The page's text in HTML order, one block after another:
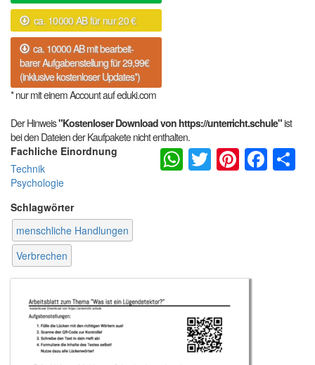
ca. 10000 AB für nur 20 €
ca. 10000 AB mit bearbeit-
barer Aufgabenstellung für 29,99€
(inklusive kostenloser Updates*)
* nur mit einem Account auf eduki.com
Der Hinweis"Kostenloser Download von https://unterricht.schule"ist
bei den Dateien der Kaufpakete nicht enthalten.
Fachliche Einordnung
Technik
Psychologie
Schlagwörter
menschliche Handlungen
Verbrechen
WhatsApp
Twitter